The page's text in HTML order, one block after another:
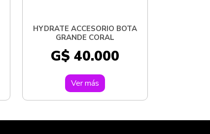
HYDRATE ACCESORIO BOTA
GRANDE CORAL
G$ 40.000
Ver más